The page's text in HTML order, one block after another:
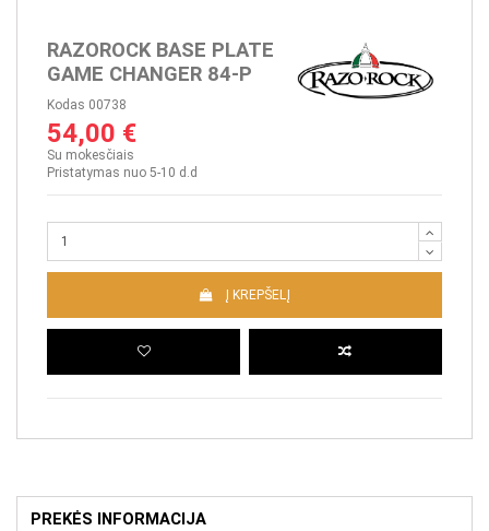
RAZOROCK BASE PLATE
GAME CHANGER 84-P
Kodas 00738
54,00 €
Su mokesčiais
Pristatymas nuo 5-10 d.d
Į KREPŠELĮ
PREKĖS INFORMACIJA